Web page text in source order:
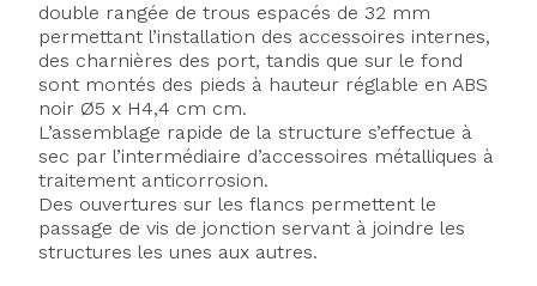
double rangée de trous espacés de 32 mm
permettant l’installation des accessoires internes,
des charnières des port, tandis que sur le fond
sont montés des pieds à hauteur réglable en ABS
noir Ø5 x H4,4 cm cm.
L’assemblage rapide de la structure s’effectue à
sec par l’intermédiaire d’accessoires métalliques à
traitement anticorrosion.
Des ouvertures sur les flancs permettent le
passage de vis de jonction servant à joindre les
structures les unes aux autres.